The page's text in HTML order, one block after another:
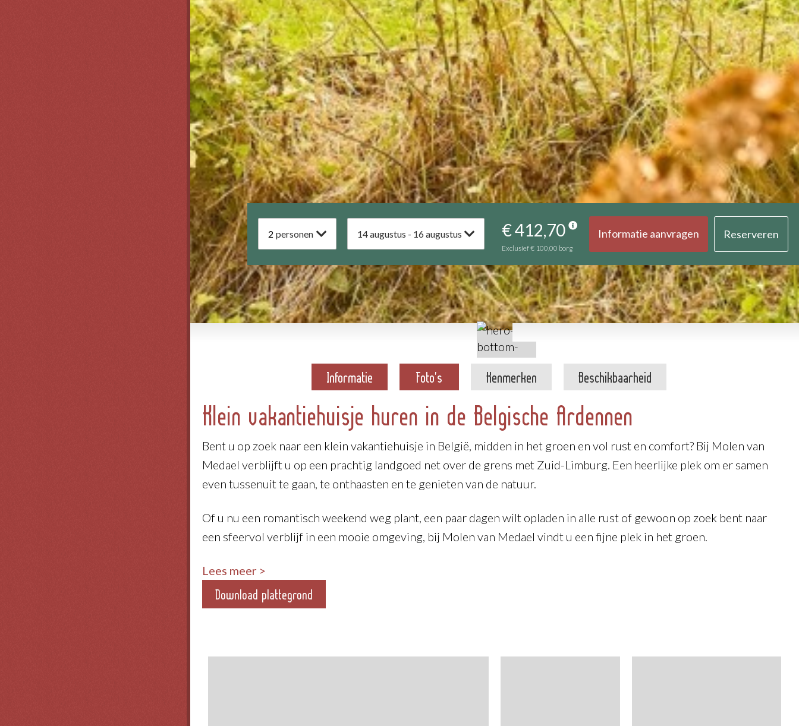
2 personen 14 augustus - 16 augustus
Exclusief€ 100,00 borg
€ 412,70 Informatie aanvragen Reserveren
Informatie Foto's Kenmerken Beschikbaarheid
Klein vakantiehuisje huren in de Belgische Ardennen
Bent u op zoek naar een klein vakantiehuisje in België, midden in het groen en vol rust en comfort? Bij Molen van
Medael verblijft u op een prachtig landgoed net over de grens met Zuid-Limburg. Een heerlijke plek om er samen
even tussenuit te gaan, te onthaasten en te genieten van de natuur.
Of u nu een romantisch weekend weg plant, een paar dagen wilt opladen in alle rust of gewoon op zoek bent naar
een sfeervol verblijf in een mooie omgeving, bij Molen van Medael vindt u een fijne plek in het groen.
Lees meer >
Download plattegrond